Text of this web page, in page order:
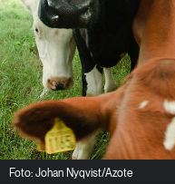
Mat & jordbruk
Skog
Social hållbarhet
Transport
252 ARTIKLAR
Landsbygd
939 ARTIKLAR
Livsstil &
Foto: Johan Nyqvist/Azote